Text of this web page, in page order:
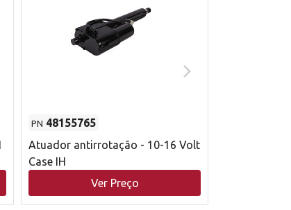
PN 48155765
Atuador antirrotação - 10-16 Volt
Case IH
Ver Preço